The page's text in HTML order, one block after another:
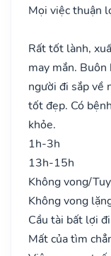
Mọi việc thuận
Rất tốt lành,
may mắn.
người đi sắp về
tốt đẹp. Có
khỏe.
1h-3h
13h-15h
Không vong/
Không vong
Cầu tài bất lợi
Mất của tìm